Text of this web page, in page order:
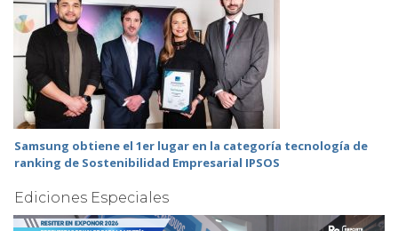
Samsung obtiene el 1er lugar en la categoría tecnología de
ranking de Sostenibilidad Empresarial IPSOS
Ediciones Especiales